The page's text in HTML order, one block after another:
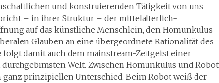
und konstruierenden Tätigkeit von uns
– in ihrer Struktur – der mittelalterlich-
auf das künstliche Menschlein, den Homunkulus
Glauben an eine übergeordnete Rationalität des
folgt damit auch dem mainstream-Zeitgeist einer
Welt. Zwischen Homunkulus und Robot
ganz prinzipiellen Unterschied. Beim Robot weiß der